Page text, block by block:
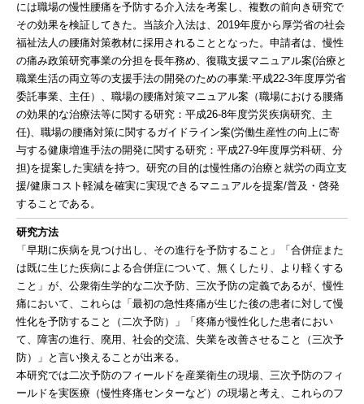
には職場の慢性腰痛を予防する介入法を考案し、複数の前向き研究で
その効果を検証してきた。当該介入法は、2019年度から厚労省の社会
福祉法人の腰痛対策教材に採用されることとなった。申請者は、慢性
の痛み政策研究事業の分担を長年務め、復職支援マニュアル案(治療と
職業生活の両立等の支援手法の開発のための事業:平成22-3年度厚労省
委託事業、主任）、職場の腰痛対策マニュアル案（職場における腰痛
の効果的な治療法等に関する研究：平成26-8年度労災疾病研究、主
任)、職場の腰痛対策に関するガイドライン案(労働生産性の向上に寄
与する健康増進手法の開発に関する研究：平成27-9年度厚労科研、分
担)を提案した実績を持つ。研究の目的は慢性痛の治療と就労の両立支
援/健康コスト軽減を確実に実現できるマニュアルを提案/普及・啓発
することである。
研究方法
「早期に疾病を見つけ出し、その進行を予防すること」「合併症また
は既に生じた疾病による合併症について、無くしたり、より軽くする
こと」が、公衆衛生学的な二次予防、三次予防の定義であるが、慢性
痛において、これらは「最初の急性疼痛が生じた後の患者に対して慢
性化を予防すること（二次予防）」「疼痛が慢性化した患者におい
て、障害の進行、廃用、社会的交流、失業を改善させること（三次予
防）」と言い換えることが出来る。
本研究では二次予防のフィールドを産業衛生の現場、三次予防のフィ
ールドを実医療（慢性疼痛センターなど）の現場と考え、これらのフ